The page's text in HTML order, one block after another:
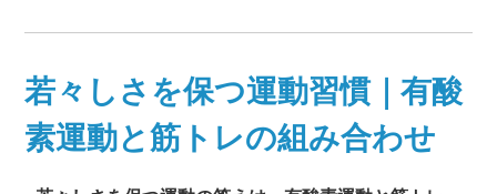
若々しさを保つ運動習慣｜有酸
素運動と筋トレの組み合わせ